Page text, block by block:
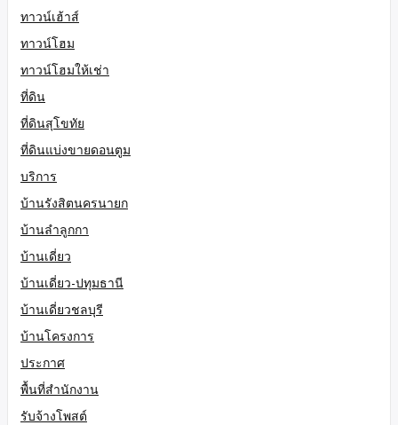
ทาวน์เฮ้าส์
ทาวน์โฮม
ทาวน์โฮมให้เช่า
ที่ดิน
ที่ดินสุโขทัย
ที่ดินแบ่งขายดอนตูม
บริการ
บ้านรังสิตนครนายก
บ้านลำลูกกา
บ้านเดี่ยว
บ้านเดี่ยว-ปทุมธานี
บ้านเดี่ยวชลบุรี
บ้านโครงการ
ประกาศ
พื้นที่สำนักงาน
รับจ้างโพสต์